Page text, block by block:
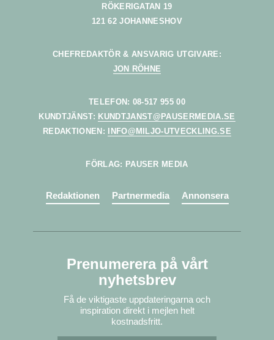
RÖKERIGATAN 19
121 62 JOHANNESHOV
CHEFREDAKTÖR & ANSVARIG UTGIVARE:
JON RÖHNE
TELEFON: 08-517 955 00
KUNDTJÄNST: KUNDTJANST@PAUSERMEDIA.SE
REDAKTIONEN:
INFO@MILJO-UTVECKLING.SE
FÖRLAG: PAUSER MEDIA
Redaktionen Partnermedia Annonsera
Prenumerera på vårt
nyhetsbrev
Få de viktigaste uppdateringarna och
inspiration direkt i mejlen helt
kostnadsfritt.